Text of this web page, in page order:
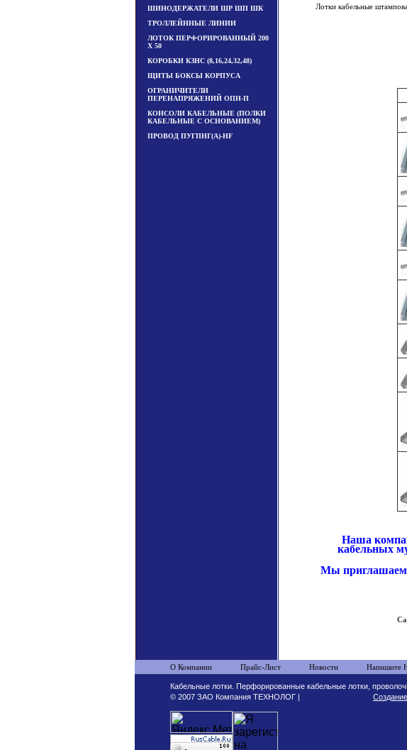
ШИНОДЕРЖАТЕЛИ ШР ШП ШК
ТРОЛЛЕЙННЫЕ ЛИНИИ
ЛОТОК ПЕРФОРИРОВАННЫЙ 200
Х 50
КОРОБКИ КЗНС (8,16,24,32,48)
ЩИТЫ БОКСЫ КОРПУСА
ОГРАНИЧИТЕЛИ
ПЕРЕНАПРЯЖЕНИЙ ОПН-П
КОНСОЛИ КАБЕЛЬНЫЕ (ПОЛКИ
КАБЕЛЬНЫЕ С ОСНОВАНИЕМ)
ПРОВОД ПУГПНГ(А)-HF
Лотки кабельные
Наша
кабельных
Мы приглашаем
О Компании Прайс-Лист Новости Напишите
Кабельные лотки. Перфорированные кабельные лотки,
© 2007 ЗАО Компания ТЕХНОЛОГ |